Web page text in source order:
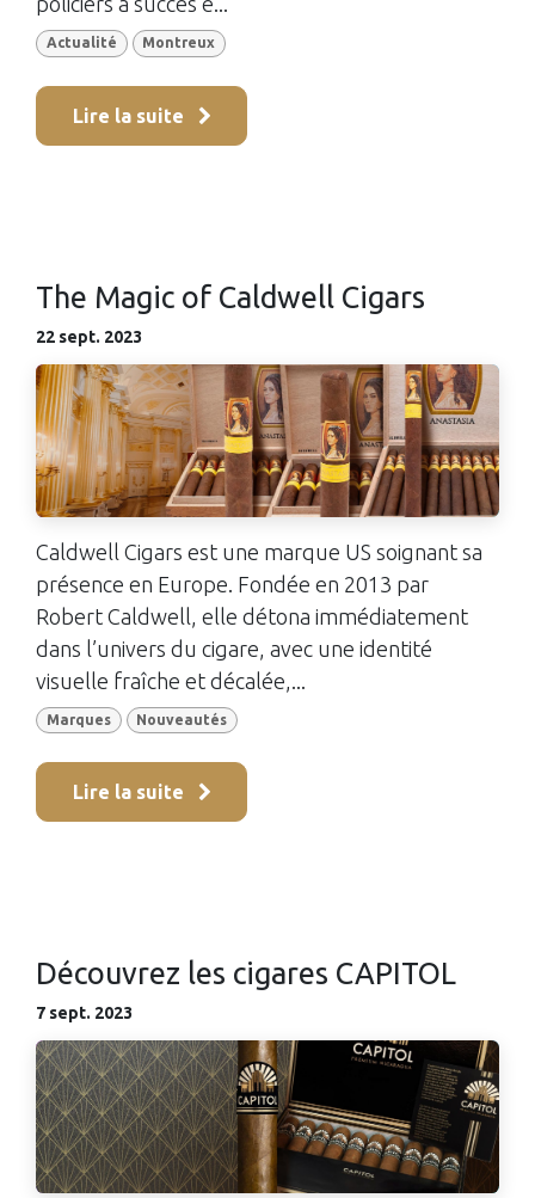
Actualité Montreux
Lire la suite
The Magic of Caldwell Cigars
22 sept. 2023
Caldwell Cigars est une marque US soignant sa
présence en Europe. Fondée en 2013 par
Robert Caldwell, elle détona immédiatement
dans l’univers du cigare, avec une identité
visuelle fraîche et décalée,...
Marques Nouveautés
Lire la suite
Découvrez les cigares CAPITOL
7 sept. 2023